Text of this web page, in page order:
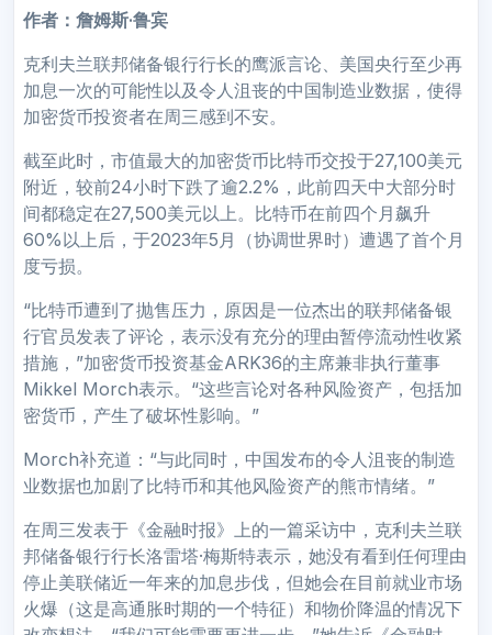
作者：詹姆斯·鲁宾
克利夫兰联邦储备银行行长的鹰派言论、美国央行至少再
加息一次的可能性以及令人沮丧的中国制造业数据，使得
加密货币投资者在周三感到不安。
截至此时，市值最大的加密货币比特币交投于27,100美元
附近，较前24小时下跌了逾2.2%，此前四天中大部分时
间都稳定在27,500美元以上。比特币在前四个月飙升
60%以上后，于2023年5月（协调世界时）遭遇了首个月
度亏损。
“比特币遭到了抛售压力，原因是一位杰出的联邦储备银
行官员发表了评论，表示没有充分的理由暂停流动性收紧
措施，”加密货币投资基金ARK36的主席兼非执行董事
Mikkel Morch表示。“这些言论对各种风险资产，包括加
密货币，产生了破坏性影响。”
Morch补充道：“与此同时，中国发布的令人沮丧的制造
业数据也加剧了比特币和其他风险资产的熊市情绪。”
在周三发表于《金融时报》上的一篇采访中，克利夫兰联
邦储备银行行长洛雷塔·梅斯特表示，她没有看到任何理由
停止美联储近一年来的加息步伐，但她会在目前就业市场
火爆（这是高通胀时期的一个特征）和物价降温的情况下